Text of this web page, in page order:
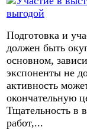
Подготовка и
должен быть
основном,
экспоненты не
активность
окончательную
Тщательность в
работ,...